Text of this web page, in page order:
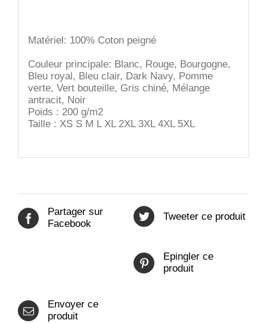
Matériel: 100% Coton peigné
Couleur principale: Blanc, Rouge, Bourgogne,
Bleu royal, Bleu clair, Dark Navy, Pomme
verte, Vert bouteille, Gris chiné, Mélange
antracit, Noir
Poids : 200 g/m2
Taille : XS S M L XL 2XL 3XL 4XL 5XL
Partager sur
Facebook
Tweeter ce produit
Epingler ce
produit
Envoyer ce
produit